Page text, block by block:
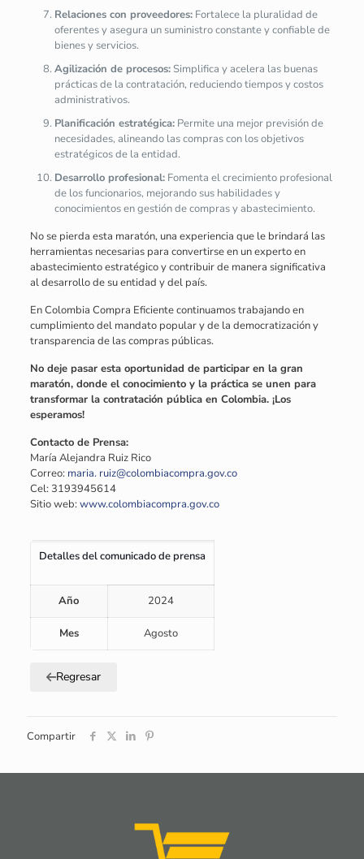
Relaciones con proveedores:Fortalece la pluralidad de
oferentes y asegura un suministro constante y confiable de
bienes y servicios.
Agilización de procesos:Simplifica y acelera las buenas
prácticas de la contratación, reduciendo tiempos y costos
administrativos.
Planificación estratégica:Permite una mejor previsión de
necesidades, alineando las compras con los objetivos
estratégicos de la entidad.
Desarrollo profesional:Fomenta el crecimiento profesional
de los funcionarios, mejorando sus habilidades y
conocimientos en gestión de compras y abastecimiento.
No se pierda esta maratón, una experiencia que le brindará las
herramientas necesarias para convertirse en un experto en
abastecimiento estratégico y contribuir de manera significativa
al desarrollo de su entidad y del país.
En Colombia Compra Eficiente continuamos trabajando en
cumplimiento del mandato popular y de la democratización y
transparencia de las compras públicas.
No deje pasar esta oportunidad de participar en la gran
maratón, donde el conocimiento y la práctica se unen para
transformar la contratación pública en Colombia. ¡Los
esperamos!
Contacto de Prensa:
María Alejandra Ruiz Rico
Correo: maria. ruiz@colombiacompra.gov.co
Cel: 3193945614
Sitio web:www.colombiacompra.gov.co
Detalles del comunicado de prensa
Año 2024
Mes Agosto
Regresar
Compartir